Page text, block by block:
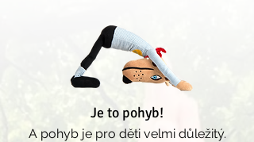
Je to pohyb!
A pohyb je pro děti velmi důležitý.